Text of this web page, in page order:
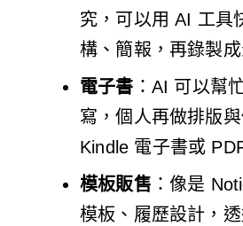
究，可以用 AI 工具
構、簡報，再錄製
電子書 ：AI 可以幫
寫，個人再做排版
Kindle 電子書或
模板販售 ：像是
模板、履歷設計，